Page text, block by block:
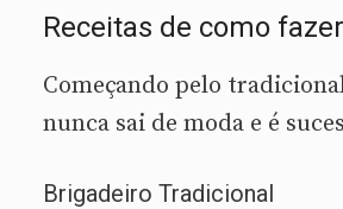
Receitas de como
Começando pelo
nunca sai de moda e é
Brigadeiro Tradicional